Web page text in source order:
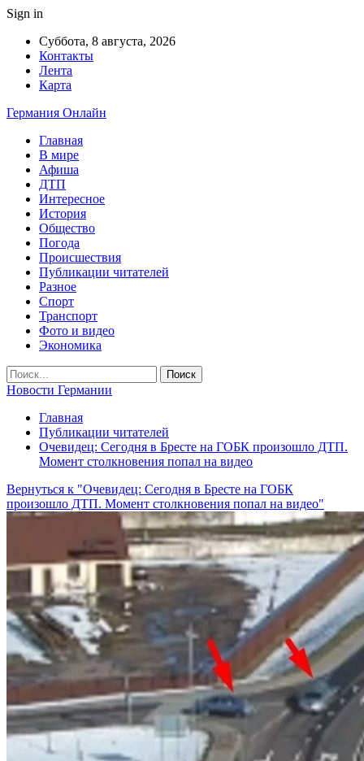
Sign in
Суббота, 8 августа, 2026
Контакты
Лента
Карта
Германия Онлайн
Главная
В мире
Афиша
ДТП
Интересное
История
Общество
Погода
Происшествия
Публикации читателей
Разное
Спорт
Транспорт
Фото и видео
Экономика
Новости Германии
Главная
Публикации читателей
Очевидец: Сегодня в Бресте на ГОБК произошло ДТП.
Момент столкновения попал на видео
Вернуться к "Очевидец: Сегодня в Бресте на ГОБК
произошло ДТП. Момент столкновения попал на видео"